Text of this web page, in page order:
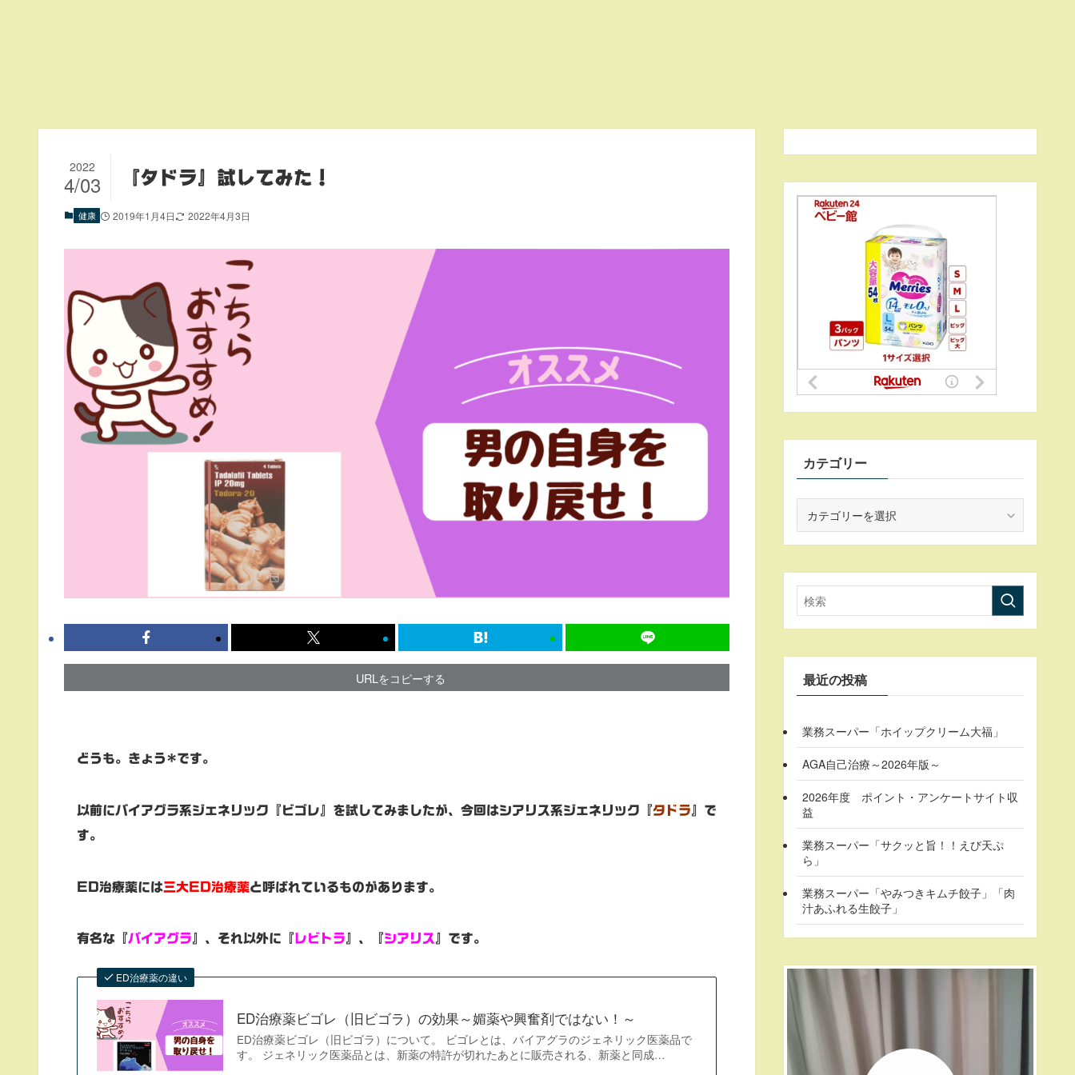
『タドラ』試してみた！
2022
4/03
健康 2019年1月4日 2022年4月3日
URLをコピーする
どうも。きょう*です。
以前にバイアグラ系ジェネリック『ビゴレ』を試してみましたが、今回はシアリス系ジェネリック『タドラ 』で
す。
ED治療薬には三大ED治療薬と呼ばれているものがあります。
有名な『バイアグラ 』、それ以外に『 レビトラ 』、『シアリス 』です。
ED治療薬の違い
ED治療薬ビゴレ（旧ビゴラ）の効果～媚薬や興奮剤ではない！～
ED治療薬ビゴレ（旧ビゴラ）について。 ビゴレとは、バイアグラのジェネリック医薬品で
す。 ジェネリック医薬品とは、新薬の特許が切れたあとに販売される、新薬と同成…
カテゴリー
ゴ
ー
最近の投稿
業務スーパー「ホイップクリーム大福」
AGA自己治療～2026年版～
2026年度 ポイント・アンケートサイト収
益
業務スーパー「サクッと旨！！えび天ぷ
ら」
業務スーパー「やみつきキムチ餃子」「肉
汁あふれる生餃子」